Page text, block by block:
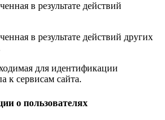
в результате действий
в результате действий других
для идентификации
к сервисам сайта.
о пользователях